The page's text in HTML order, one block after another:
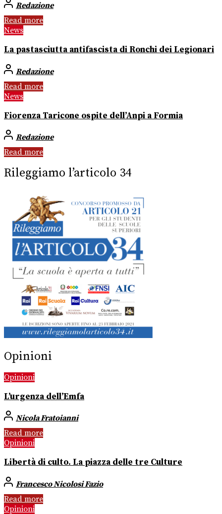
Redazione
Read more
News
La pastasciutta antifascista di Ronchi dei Legionari
Redazione
Read more
News
Fiorenza Taricone ospite dell’Anpi a Formia
Redazione
Read more
Rileggiamo l’articolo 34
Opinioni
Opinioni
L’urgenza dell’Emfa
Nicola Fratoianni
Read more
Opinioni
Libertà di culto. La piazza delle tre Culture
Francesco Nicolosi Fazio
Read more
Opinioni